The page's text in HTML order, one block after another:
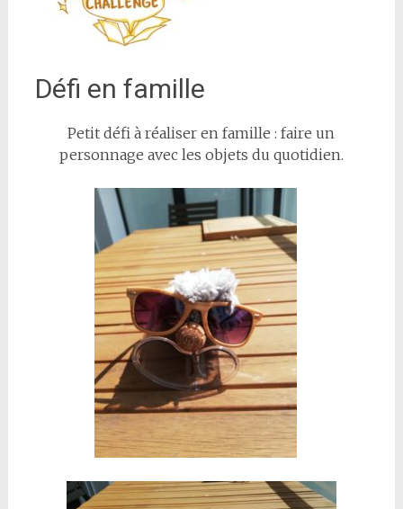
Défi en famille
Petit défi à réaliser en famille : faire un
personnage avec les objets du quotidien.